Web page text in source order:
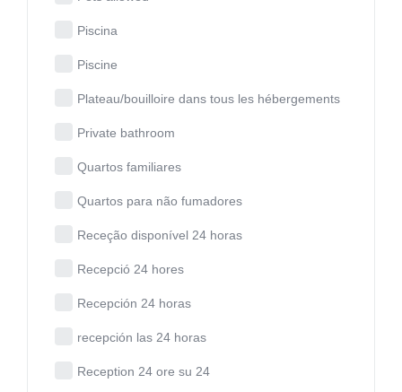
Piscina
Piscine
Plateau/bouilloire dans tous les hébergements
Private bathroom
Quartos familiares
Quartos para não fumadores
Receção disponível 24 horas
Recepció 24 hores
Recepción 24 horas
recepción las 24 horas
Reception 24 ore su 24